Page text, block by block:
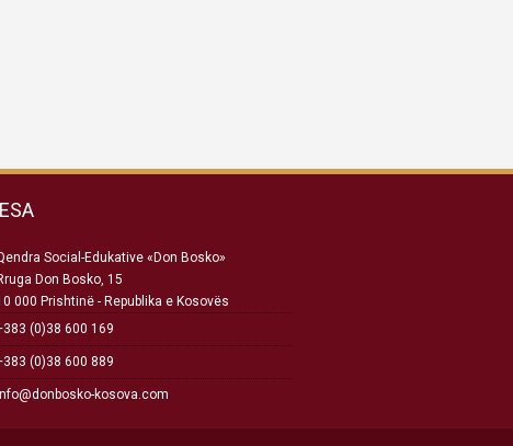
Social-Edukative «Don Bosko»
Don Bosko, 15
000 Prishtinë - Republika e Kosovës
(0)38 600 169
(0)38 600 889
kosova.com